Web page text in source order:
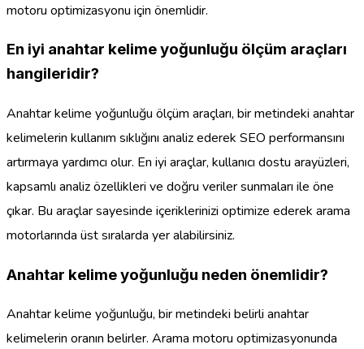
motoru optimizasyonu için önemlidir.
En iyi anahtar kelime yoğunluğu ölçüm araçları
hangileridir?
Anahtar kelime yoğunluğu ölçüm araçları, bir metindeki anahtar
kelimelerin kullanım sıklığını analiz ederek SEO performansını
artırmaya yardımcı olur. En iyi araçlar, kullanıcı dostu arayüzleri,
kapsamlı analiz özellikleri ve doğru veriler sunmaları ile öne
çıkar. Bu araçlar sayesinde içeriklerinizi optimize ederek arama
motorlarında üst sıralarda yer alabilirsiniz.
Anahtar kelime yoğunluğu neden önemlidir?
Anahtar kelime yoğunluğu, bir metindeki belirli anahtar
kelimelerin oranın belirler. Arama motoru optimizasyonunda